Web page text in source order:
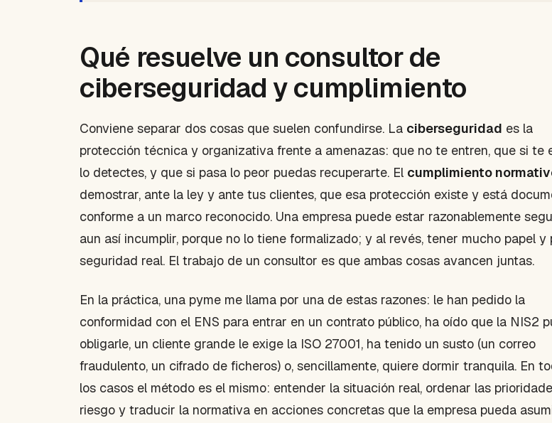
Qué resuelve un consultor de
ciberseguridad y cumplimiento
Conviene separar dos cosas que suelen confundirse. La ciberseguridad es la
protección técnica y organizativa frente a amenazas: que no te entren, que si te
lo detectes, y que si pasa lo peor puedas recuperarte. El cumplimiento
demostrar, ante la ley y ante tus clientes, que esa protección existe y está
conforme a un marco reconocido. Una empresa puede estar razonablemente
aun así incumplir, porque no lo tiene formalizado; y al revés, tener mucho papel y
seguridad real. El trabajo de un consultor es que ambas cosas avancen juntas.
En la práctica, una pyme me llama por una de estas razones: le han pedido la
conformidad con el ENS para entrar en un contrato público, ha oído que la NIS2
obligarle, un cliente grande le exige la ISO 27001, ha tenido un susto (un correo
fraudulento, un cifrado de ficheros) o, sencillamente, quiere dormir tranquila. En
los casos el método es el mismo: entender la situación real, ordenar las
riesgo y traducir la normativa en acciones concretas que la empresa pueda